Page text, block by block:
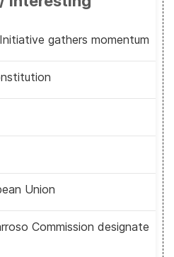
gathers momentum
Union
Commission designate